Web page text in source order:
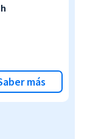
más